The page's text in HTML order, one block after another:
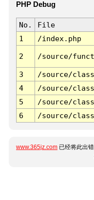
PHP Debug
No. File
1
/index.php
2 /source/
3 /source/
4
/source/
5
/source/
6
/source/
www.365jz.com 已经将此出